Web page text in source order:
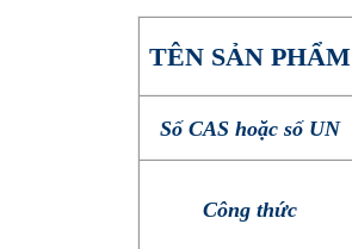
TÊN SẢN PHẨM
Số CAS hoặc số UN
Công thức